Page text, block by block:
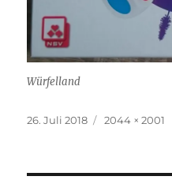
Würfelland
Veröffentlicht
26. Juli 2018 Originalgröße
2044 × 2001